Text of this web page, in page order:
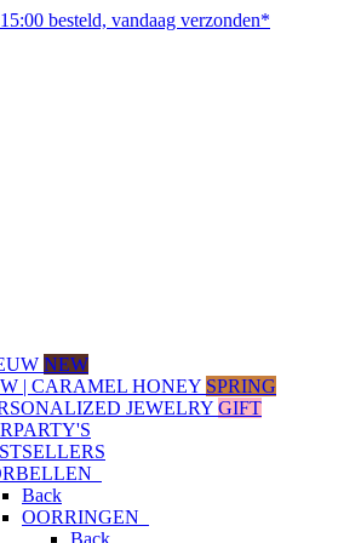
besteld, vandaag verzonden*
NEW
| CARAMEL HONEY SPRING
JEWELRY GIFT
Back
OORRINGEN
Back